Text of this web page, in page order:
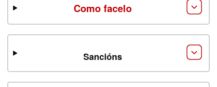
Como facelo
Sancións